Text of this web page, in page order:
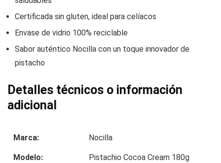
Certificada sin gluten, ideal para celíacos
Envase de vidrio 100% reciclable
Sabor auténtico Nocilla con un toque innovador de
pistacho
Detalles técnicos o información
adicional
Marca: Nocilla
Modelo: Pistachio Cocoa Cream 180g